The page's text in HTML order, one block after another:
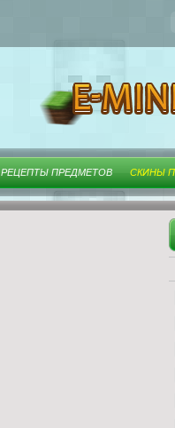
РЕЦЕПТЫ ПРЕДМЕТОВ СКИНЫ